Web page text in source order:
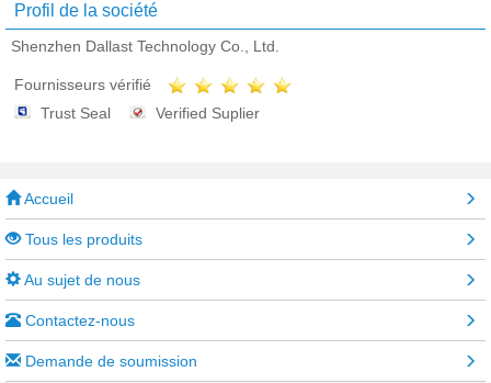
Profil de la société
Shenzhen Dallast Technology Co., Ltd.
Fournisseurs vérifié
Trust Seal
Verified Suplier
Accueil
Tous les produits
Au sujet de nous
Contactez-nous
Demande de soumission